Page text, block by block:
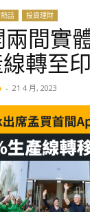
話 投資理財
間實
轉至
- 21 4 月, 2023